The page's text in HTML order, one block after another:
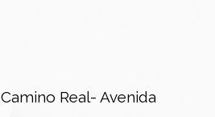
Real- Avenida